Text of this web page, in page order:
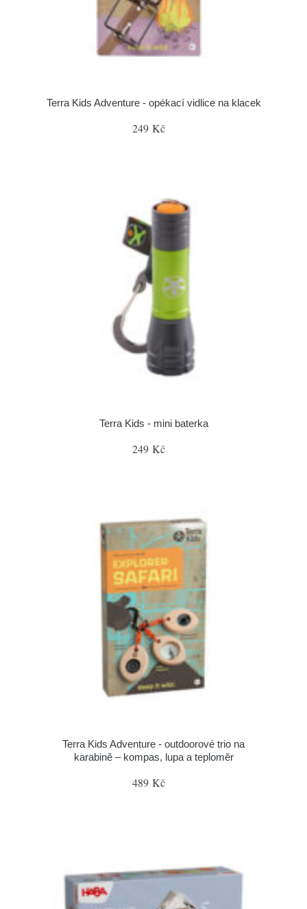
Terra Kids Adventure - opékací vidlice na klacek
249 Kč
Terra Kids - mini baterka
249 Kč
Terra Kids Adventure - outdoorové trio na
karabině – kompas, lupa a teploměr
489 Kč